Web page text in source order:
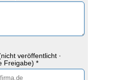
veröffentlicht ·
Freigabe) *